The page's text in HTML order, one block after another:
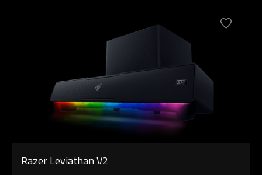
Razer Leviathan V2